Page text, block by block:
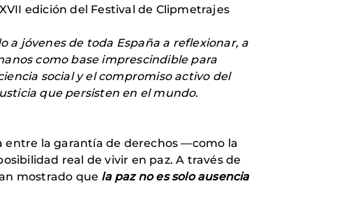
edición del Festival de Clipmetrajes
a jóvenes de toda España a reflexionar, a
como base imprescindible para
social y el compromiso activo del
que persisten en el mundo.
entre la garantía de derechos —como la
real de vivir en paz. A través de
mostrado que la paz no es solo ausencia